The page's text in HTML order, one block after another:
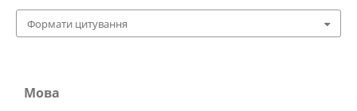
Формати цитування
Мова